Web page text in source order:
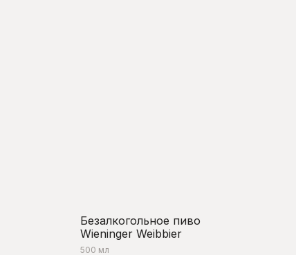
Безалкогольное пиво
Wieninger Weibbier
500 мл